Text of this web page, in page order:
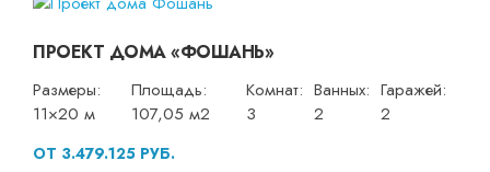
ПРОЕКТ ДОМА «ФОШАНЬ»
Размеры:
11×20 м
Площадь:
107,05 м2
Комнат:
3
Ванных:
2
Гаражей:
2
ОТ 3.479.125 РУБ.